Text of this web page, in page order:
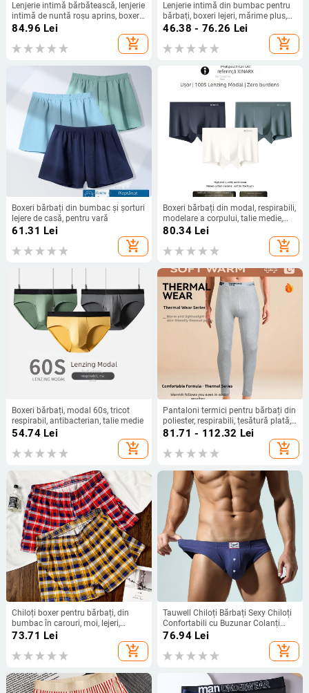
Lenjerie intimă bărbătească, lenjerie
intimă de nuntă roșu aprins, boxeri
antibacterieni fără cusături din
84.96 Lei
add_shopping_cart
Lenjerie intimă din bumbac pentru
bărbați, boxeri lejeri, mărime plus,
boxeri respirabili, talie medie,
pantaloni scurți din bumbac, en-
gros
46.38 - 76.26 Lei
add_shopping_cart
Boxeri bărbați din bumbac și șorturi
lejere de casă, pentru vară
61.31 Lei
add_shopping_cart
Boxeri bărbați din modal, respirabili,
modelare a corpului, talie medie,
80–90% modal
80.34Lei
add_shopping_cart
Boxeri bărbați, modal 60s, tricot
respirabil, antibacterian, talie medie
54.74Lei
add_shopping_cart
Pantaloni termici pentru bărbați din
poliester, respirabili, țesătură plată,
model color-block, talie medie
81.71 - 112.32 Lei
add_shopping_cart
Chiloți boxer pentru bărbați, din
bumbac în carouri, moi, lejeri,
respirabili, prietenoși cu pielea, Arlo
73.71 Lei
add_shopping_cart
Tauwell Chiloți Bărbați Sexy Chiloți
Confortabili cu Buzunar Colanți
pentru Tineret Stil European și
Transfrontalieră
76.94Lei
add_shopping_cart